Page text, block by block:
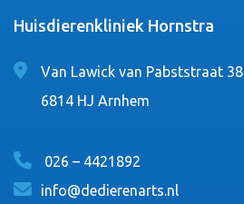
Huisdierenkliniek Hornstra
Van Lawick van Pabststraat 38
6814 HJ Arnhem
026 – 4421892
info@dedierenarts.nl